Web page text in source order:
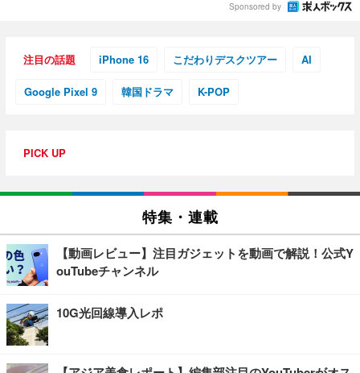
Sponsored by
注目の話題 iPhone 16 こだわりデスクツアー AI
Google Pixel 9 韓国ドラマ K-POP
PICK UP
特集・連載
【動画レビュー】注目ガジェットを動画で解説！公式Y
ouTubeチャンネル
10G光回線導入レポ